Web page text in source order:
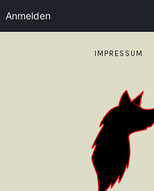
IMPRESSUM
Anmelden